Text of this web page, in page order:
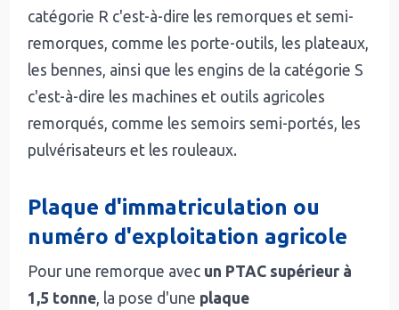
catégorie R c'est-à-dire les remorques et semi-
remorques, comme les porte-outils, les plateaux,
les bennes, ainsi que les engins de la catégorie S
c'est-à-dire les machines et outils agricoles
remorqués, comme les semoirs semi-portés, les
pulvérisateurs et les rouleaux.
Plaque d'immatriculation ou
numéro d'exploitation agricole
Pour une remorque avec un PTAC supérieur à
1,5 tonne, la pose d'une plaque